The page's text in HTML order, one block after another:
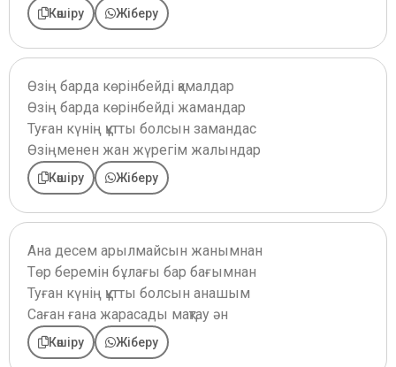
Көшіру Жіберу
Өзің барда көрінбейді қамалдар
Өзің барда көрінбейді жамандар
Туған күнің құтты болсын замандас
Өзіңменен жан жүрегім жалындар
Көшіру Жіберу
Ана десем арылмайсын жанымнан
Төр беремін бұлағы бар бағымнан
Туған күнің құтты болсын анашым
Саған ғана жарасады мақтау ән
Көшіру Жіберу